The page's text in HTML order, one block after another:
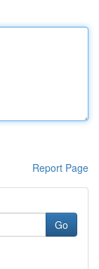
Report Page
Go